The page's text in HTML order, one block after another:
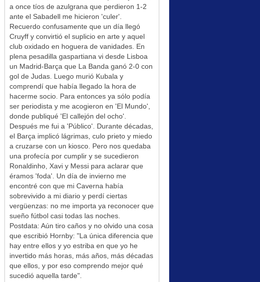
a once tíos de azulgrana que perdieron 1-2
ante el Sabadell me hicieron 'culer'.
Recuerdo confusamente que un día llegó
Cruyff y convirtió el suplicio en arte y aquel
club oxidado en hoguera de vanidades. En
plena pesadilla gaspartiana vi desde Lisboa
un Madrid-Barça que La Banda ganó 2-0 con
gol de Judas. Luego murió Kubala y
comprendí que había llegado la hora de
hacerme socio. Para entonces ya sólo podía
ser periodista y me acogieron en 'El Mundo',
donde publiqué 'El callejón del ocho'.
Después me fui a 'Público'. Durante décadas,
el Barça implicó lágrimas, culo prieto y miedo
a cruzarse con un kiosco. Pero nos quedaba
una profecía por cumplir y se sucedieron
Ronaldinho, Xavi y Messi para aclarar que
éramos 'foda'. Un día de invierno me
encontré con que mi Caverna había
sobrevivido a mi diario y perdí ciertas
vergüenzas: no me importa ya reconocer que
sueño fútbol casi todas las noches.
Postdata: Aún tiro caños y no olvido una cosa
que escribió Hornby: "La única diferencia que
hay entre ellos y yo estriba en que yo he
invertido más horas, más años, más décadas
que ellos, y por eso comprendo mejor qué
sucedió aquella tarde".